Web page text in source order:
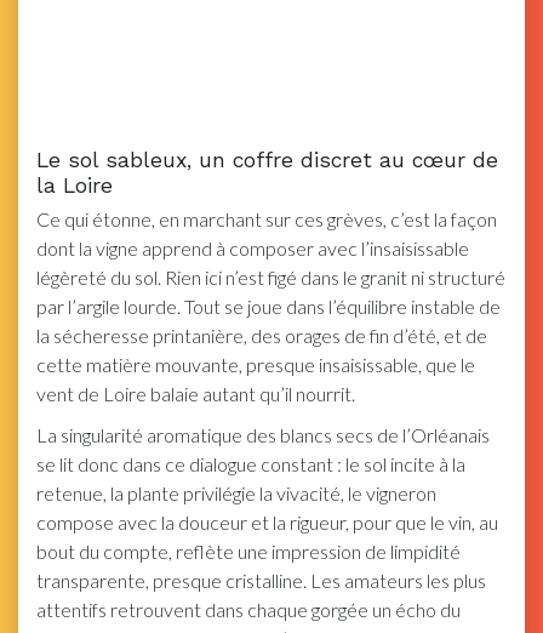
Le sol sableux, un coffre discret au cœur de
la Loire
Ce qui étonne, en marchant sur ces grèves, c’est la façon
dont la vigne apprend à composer avec l’insaisissable
légèreté du sol. Rien ici n’est figé dans le granit ni structuré
par l’argile lourde. Tout se joue dans l’équilibre instable de
la sécheresse printanière, des orages de fin d’été, et de
cette matière mouvante, presque insaisissable, que le
vent de Loire balaie autant qu’il nourrit.
La singularité aromatique des blancs secs de l’Orléanais
se lit donc dans ce dialogue constant : le sol incite à la
retenue, la plante privilégie la vivacité, le vigneron
compose avec la douceur et la rigueur, pour que le vin, au
bout du compte, reflète une impression de limpidité
transparente, presque cristalline. Les amateurs les plus
attentifs retrouvent dans chaque gorgée un écho du